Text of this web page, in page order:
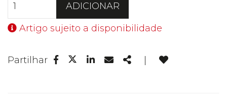
ADICIONAR
Artigo sujeito a disponibilidade
Partilhar
FacebookLinkedin
EmailShare